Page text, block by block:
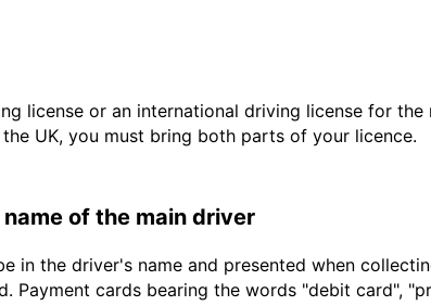
license or an international driving license for
UK, you must bring both parts of your licence.
of the main driver
in the driver's name and presented when
Payment cards bearing the words "debit card",